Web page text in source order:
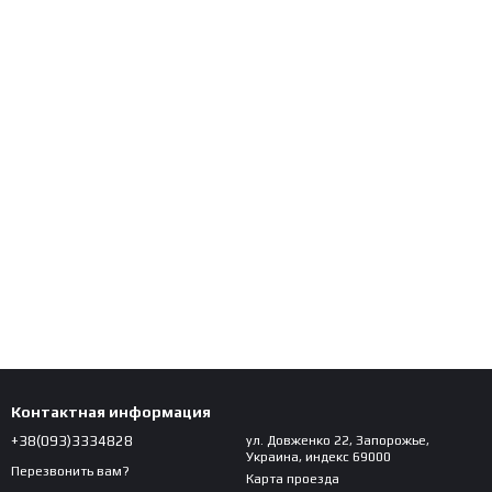
Контактная информация
+38(093)3334828
Перезвонить вам?
ул. Довженко 22, Запорожье,
Украина, индекс 69000
Карта проезда